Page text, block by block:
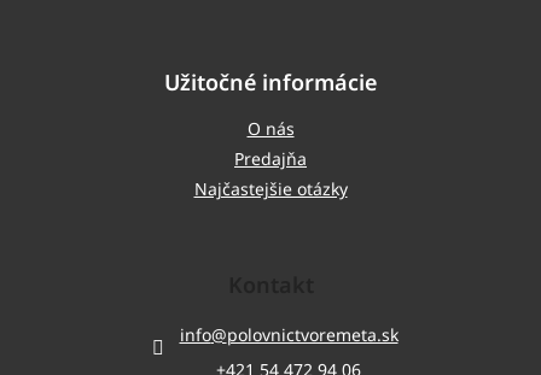
Užitočné informácie
O nás
Predajňa
Najčastejšie otázky
info@polovnictvoremeta.sk
+421 54 472 94 06